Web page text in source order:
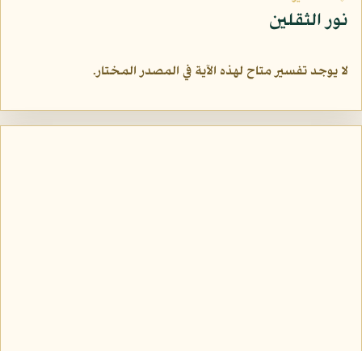
نور الثقلين
لا يوجد تفسير متاح لهذه الآية في المصدر المختار.